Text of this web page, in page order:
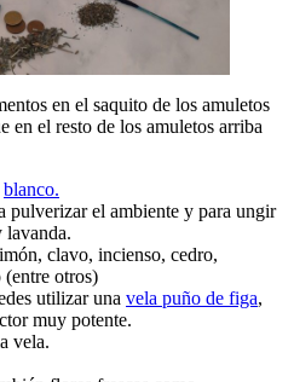
en el saquito de los amuletos
en el resto de los amuletos arriba
blanco.
pulverizar el ambiente y para ungir
lavanda.
clavo, incienso, cedro,
otros)
utilizar una vela puño de figa,
muy potente.
vela.